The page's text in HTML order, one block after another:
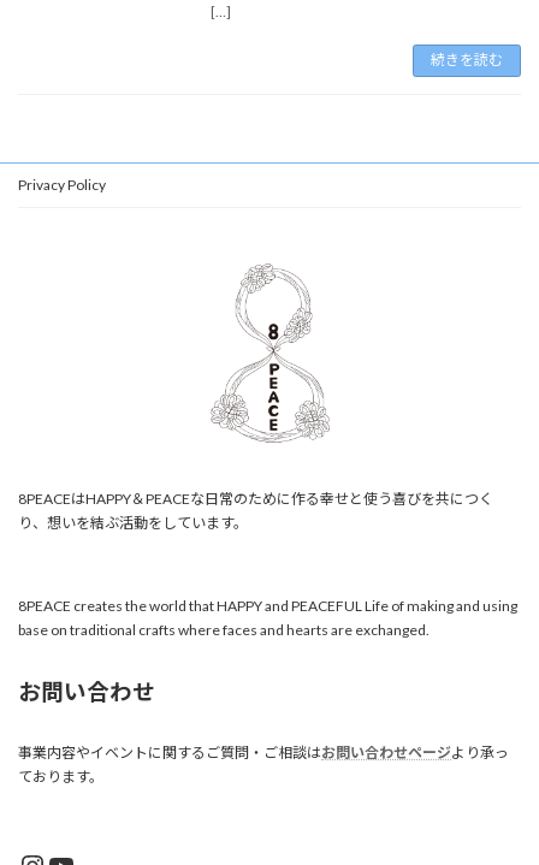
[…]
続きを読む
Privacy Policy
8PEACEはHAPPY＆PEACEな日常のために作る幸せと使う喜びを共につく
り、想いを結ぶ活動をしています。
8PEACE creates the world that HAPPY and PEACEFUL Life of making and using
base on traditional crafts where faces and hearts are exchanged.
お問い合わせ
事業内容やイベントに関するご質問・ご相談はお問い合わせページより承っ
ております。